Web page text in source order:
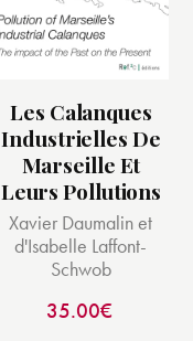
Les Calanques
Industrielles De
Marseille Et
Leurs Pollutions
Xavier Daumalin et
d'Isabelle Laffont-
Schwob
35.00€